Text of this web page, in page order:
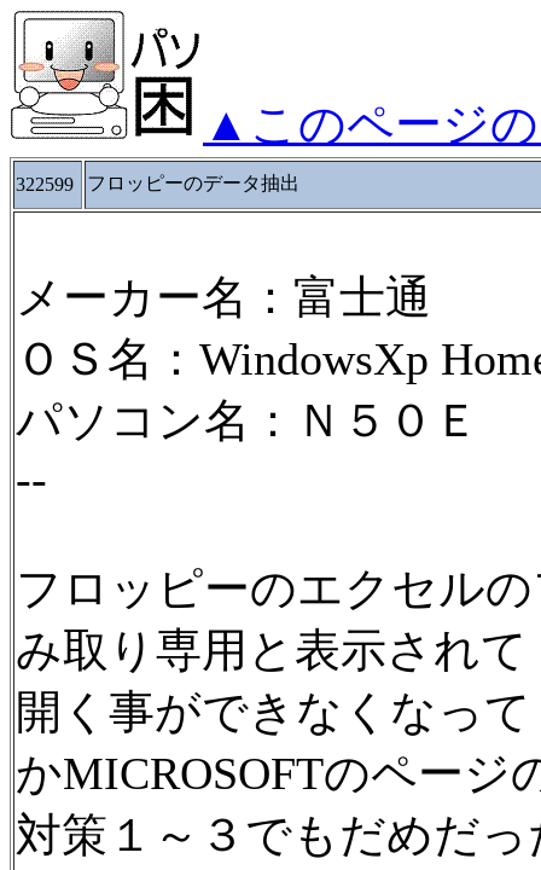
▲このページ
322599 フロッピーのデータ抽出
メーカー名：富士通
ＯＳ名：WindowsXp
パソコン名：Ｎ５０Ｅ
--
フロッピーのエクセル
み取り専用と表示されて
開く事ができなくなっ
かMICROSOFTのページ
対策１～３でもだめだ